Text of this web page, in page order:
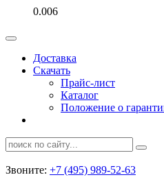
0.006
Доставка
Скачать
Прайс-лист
Каталог
Положение о
Звоните: +7 (495) 989-52-63